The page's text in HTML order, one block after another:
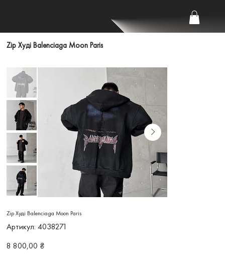
Zip Худі Balenciaga Moon Paris
Zip Худі Balenciaga Moon Paris
Артикул:
Артикул
4038271
4038271
Ціна
8 800,00 ₴